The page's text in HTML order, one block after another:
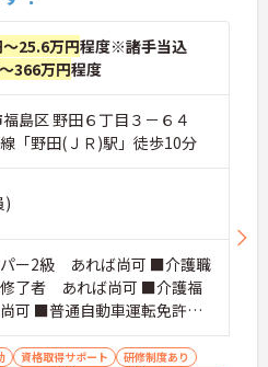
25.6万円程度※諸手当込
366万円程度
島区 野田６丁目３－６４
「野田(ＪＲ)駅」徒歩10分
)
ー2級 あれば尚可 ■介護職
修了者 あれば尚可 ■介護福
可 ■普通自動車運転免許
Ｔ限定可）
資格取得サポート
研修制度あり